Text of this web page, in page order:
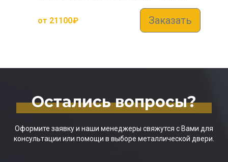
от 21100₽ Заказать
Остались вопросы?
Оформите заявку и наши менеджеры свяжутся с Вами для
консультации или помощи в выборе металлической двери.